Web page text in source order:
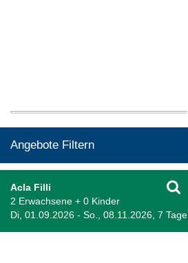
Angebote Filtern
Acla Filli
2 Erwachsene + 0 Kinder
Di, 01.09.2026 - So., 08.11.2026, 7 Tage